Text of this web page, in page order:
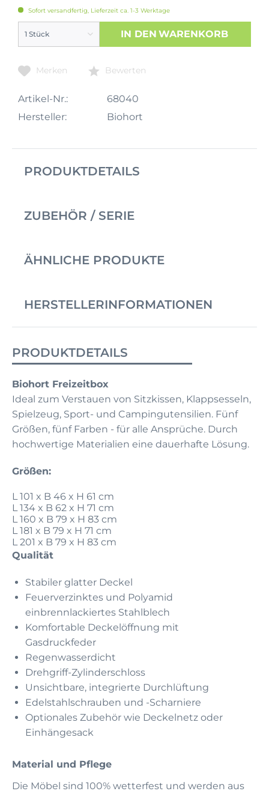
Sofort versandfertig, Lieferzeit ca. 1-3 Werktage
IN DEN WARENKORB
Merken Bewerten
Artikel-Nr.:
68040
Hersteller:
Biohort
PRODUKTDETAILS
ZUBEHÖR / SERIE
ÄHNLICHE PRODUKTE
HERSTELLERINFORMATIONEN
PRODUKTDETAILS
Biohort Freizeitbox
Ideal zum Verstauen von Sitzkissen, Klappsesseln,
Spielzeug, Sport- und Campingutensilien. Fünf
Größen, fünf Farben - für alle Ansprüche. Durch
hochwertige Materialien eine dauerhafte Lösung.
Größen:
L 101 x B 46 x H 61 cm
L 134 x B 62 x H 71 cm
L 160 x B 79 x H 83 cm
L 181 x B 79 x H 71 cm
L 201 x B 79 x H 83 cm
Qualität
Stabiler glatter Deckel
Feuerverzinktes und Polyamid
einbrennlackiertes Stahlblech
Komfortable Deckelöffnung mit
Gasdruckfeder
Regenwasserdicht
Drehgriff-Zylinderschloss
Unsichtbare, integrierte Durchlüftung
Edelstahlschrauben und -Scharniere
Optionales Zubehör wie Deckelnetz oder
Einhängesack
Material und Pflege
Die Möbel sind 100% wetterfest und werden aus